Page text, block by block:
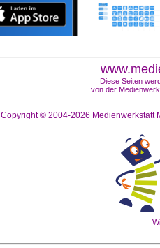
Diese Seiten
von der
Copyright © 2004-2026 Medienwerkstatt